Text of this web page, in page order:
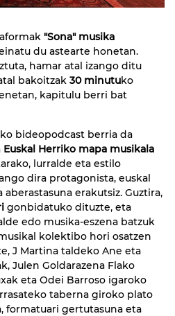
"Sona" musika
du astearte honetan.
hamar atal izango ditu
bakoitzak 30 minutuko
kapitulu berri bat
bideopodcast berria da
Euskal Herriko mapa musikala
lurralde eta estilo
dira protagonista, euskal
erakutsiz. Guztira,
gonbidatuko dituzte, eta
edo musika-eszena batzuk
kolektibo hori osatzen
J Martina taldeko Ane eta
Julen Goldarazena Flako
eta Odei Barroso igaroko
taberna giroko plato
formatuari gertutasuna eta